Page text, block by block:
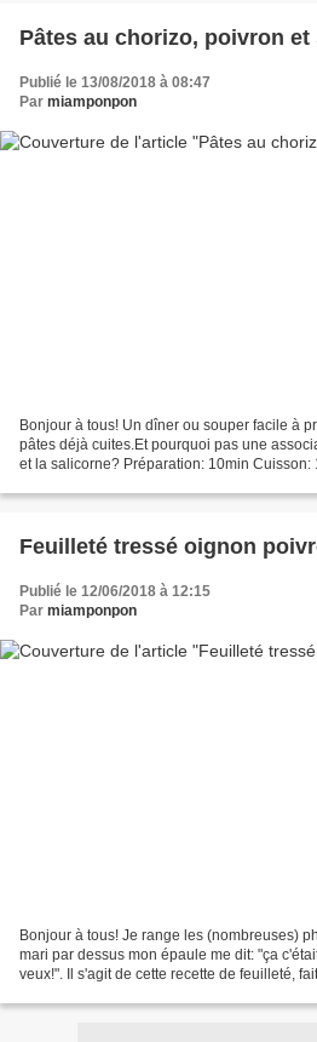
Pâtes au chorizo, poivron
Publié le 13/08/2018 à 08:47
Par miamponpon
Bonjour à tous! Un dîner ou souper facile à
pâtes déjà cuites.Et pourquoi pas une
et la salicorne? Préparation: 10min Cuisson:
Feuilleté tressé oignon
Publié le 12/06/2018 à 12:15
Par miamponpon
Bonjour à tous! Je range les (nombreuses)
mari par dessus mon épaule me dit: "ça
veux!". Il s'agit de cette recette de feuilleté,